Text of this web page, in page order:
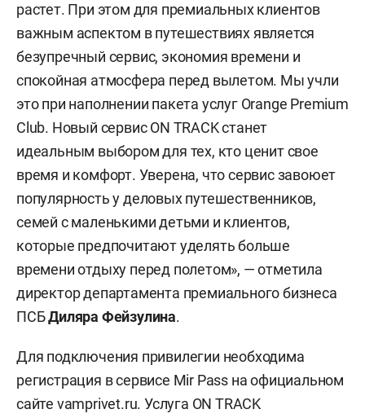
растет. При этом для премиальных клиентов
важным аспектом в путешествиях является
безупречный сервис, экономия времени и
спокойная атмосфера перед вылетом. Мы учли
это при наполнении пакета услуг Orange Premium
Club. Новый сервис ON TRACK станет
идеальным выбором для тех, кто ценит свое
время и комфорт. Уверена, что сервис завоюет
популярность у деловых путешественников,
семей с маленькими детьми и клиентов,
которые предпочитают уделять больше
времени отдыху перед полетом», — отметила
директор департамента премиального бизнеса
ПСБДиляра Фейзулина.
Для подключения привилегии необходима
регистрация в сервисе Mir Pass на официальном
сайте vamprivet.ru. Услуга ON TRACK